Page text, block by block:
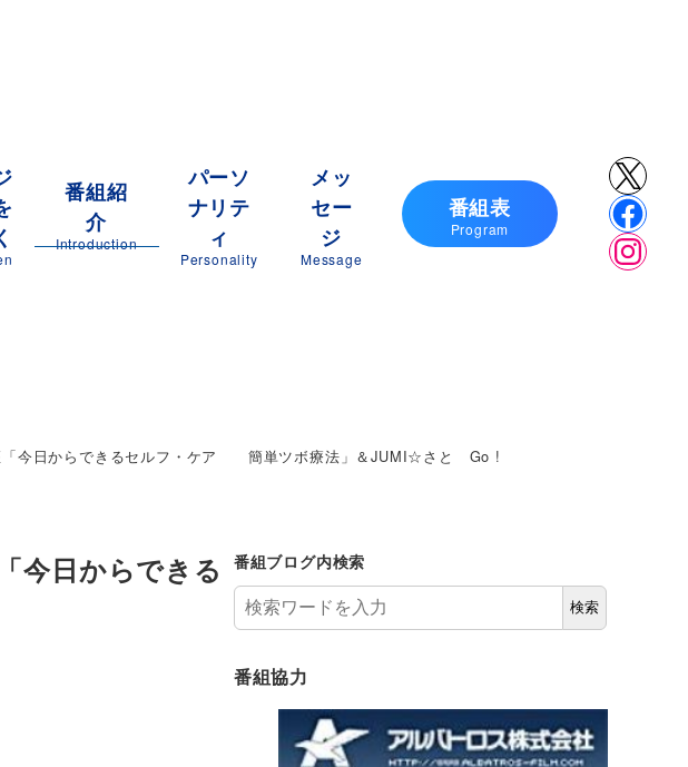
X
番組紹
介
Introduction
パーソ
ナリテ
ィ
Personality
メッ
セー
ジ
Message
番組表
Program
「今日からできるセルフ・ケア 簡単ツボ療法」＆JUMI☆さと Go !
今日からできる
番組ブログ内検索
検索
番組協力